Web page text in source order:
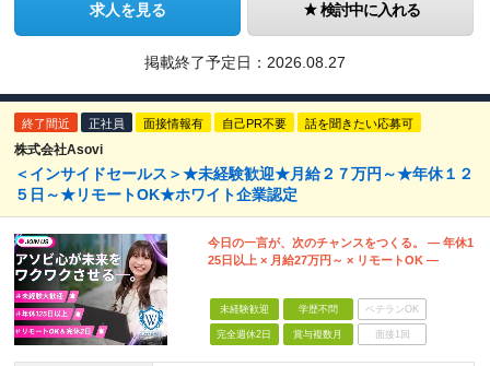
求人を見る 検討中に入れる
掲載終了予定日： 2026.08.27
終了間近 正社員 面接情報有 自己PR不要 話を聞きたい応募可
株式会社Asovi
＜インサイドセールス＞★未経験歓迎★月給２７万円～★年休１２
５日～★リモートOK★ホワイト企業認定
今日の一言が、次のチャンスをつくる。 ― 年休1
25日以上 × 月給27万円～ × リモートOK ―
未経験歓迎 学歴不問 ベテランOK
完全週休2日 賞与複数月 面接1回